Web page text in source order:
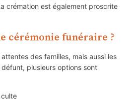
crémation est également proscrite
cérémonie funéraire ?
des familles, mais aussi les
plusieurs options sont
culte